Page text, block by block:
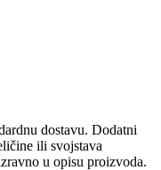
​​dostavu. Dodatni
ili svojstava
u opisu proizvoda.